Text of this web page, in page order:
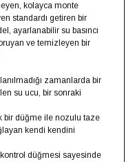
kolayca monte
standardı getiren bir
ayarlanabilir su basıncı
ve temizleyen bir
zamanlarda bir
su ucu, bir sonraki
bir düğme ile nozulu taze
kendi kendini
kontrol düğmesi sayesinde